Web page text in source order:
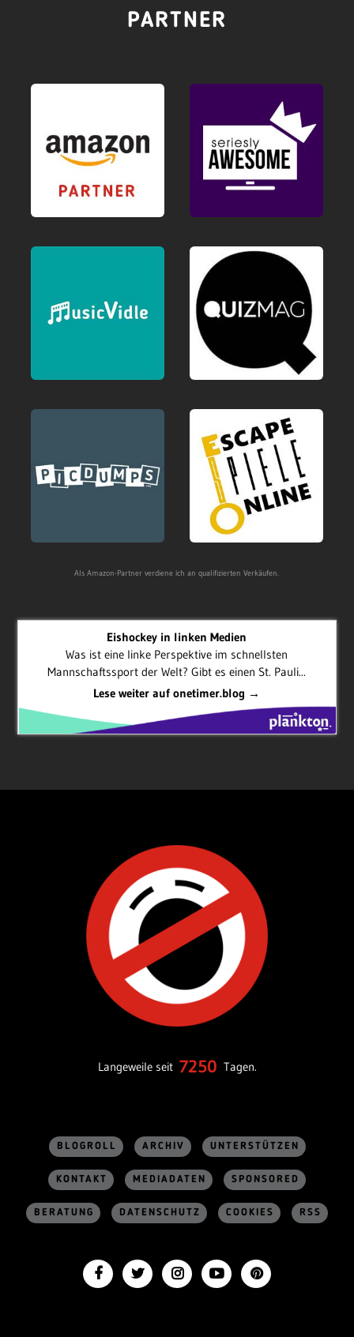
PARTNER
Als Amazon-Partner verdiene ich an qualifizierten Verkäufen.
Eishockey in linken Medien
Was ist eine linke Perspektive im schnellsten
Mannschaftssport der Welt? Gibt es einen St. Pauli...
Lese weiter auf onetimer.blog →
Langeweile seit 7250 Tagen.
BLOGROLL ARCHIV UNTERSTÜTZEN
KONTAKT MEDIADATEN SPONSORED
BERATUNG DATENSCHUTZ COOKIES RSS